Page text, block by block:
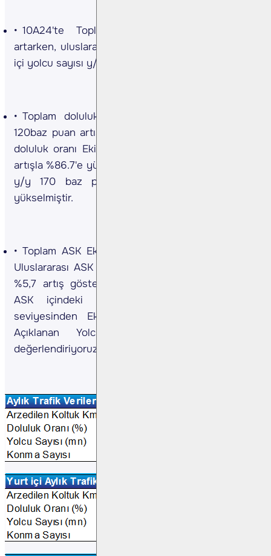
10A24'te Toplam yolcu sayısı y/y %16,9
artarken, uluslararası yolcu sayısı y/y %18,2, yurt
içi yolcu sayısı y/y %16.1 artış gösterdi.
Toplam doluluk oranı (LF) Ekim 2024'te y/y
120baz puan artışla %87,9’e yükseldi. Uluslararası
doluluk oranı Ekim 2024'te bir y/y 90 baz puan
artışla %86.7'e yükselirken, Yurt içi doluluk oranları
y/y 170 baz puan artarak %90.1 seviyesine
yükselmiştir.
Toplam ASK Ekim 2024’te %8,0 artış gösterdi.
Uluslararası ASK y/y %8,4 artarken, yurt içi ASK
%5,7 artış gösterdi. Uluslararası ASK’nın toplam
ASK içindeki payı, bir yıl önceki %83,7
seviyesinden Ekim 2024'te %84,0'a yükseldi.
Açıklanan Yolcu verilerini Olumlu olarak
değerlendiriyoruz.